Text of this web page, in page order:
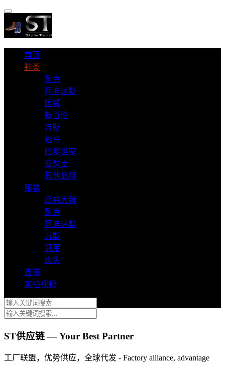
首页
鞋类
耐克
阿迪达斯
匡威
新百伦
万斯
彪马
巴黎世家
亚瑟士
其他品牌
服装
高端大牌
耐克
阿迪达斯
万斯
冠军
虎头
皮带
实拍视频
ST供应链 — Your Best Partner
工厂联盟，优势供应，全球代发 - Factory alliance, advantage